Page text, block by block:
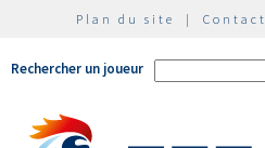
Plan du site | Contact
Rechercher un joueur